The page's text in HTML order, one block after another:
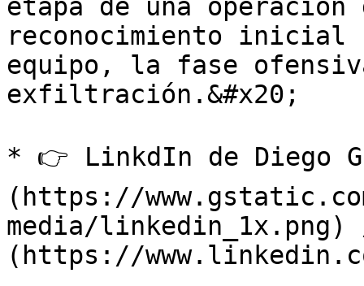
etapa de una
reconocimiento
equipo, la fase
exfiltración.&#x20;
* 👉 LinkdIn de Diego
(https://
media/linkedin_1x.png)
(https://